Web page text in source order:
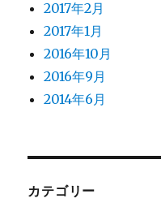
2017年2月
2017年1月
2016年10月
2016年9月
2014年6月
カテゴリー